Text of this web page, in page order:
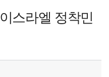
스라엘 정착민